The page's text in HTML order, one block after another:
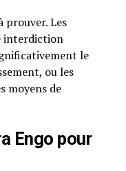
prouver. Les
interdiction
le
ou les
moyens de
Engo pour